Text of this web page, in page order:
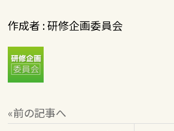
作成者 : 研修企画委員会
«前の記事へ